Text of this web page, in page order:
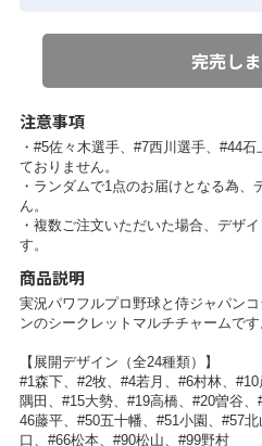
完売し
注意事項
・#5佐々木選手、#7西川選手、#44
ておりません。
・ランダムで1点のお届けとなる為
ん。
・複数ご注文いただいた場合、デザ
す。
商品説明
実況パワフルプロ野球と侍ジャパン
ンのシークレットマルチチャームです
【展開デザイン（全24種類）】
#1森下、#2牧、#4若月、#6村林、
隅田、#15大勢、#19高橋、#20曽谷
46藤平、#50五十幡、#51小園、#57
口、#66松本、#90松山、#99野村